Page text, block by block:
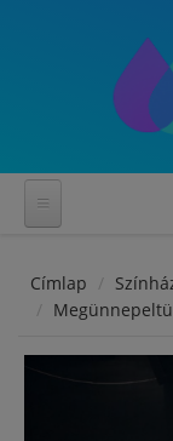
Címlap